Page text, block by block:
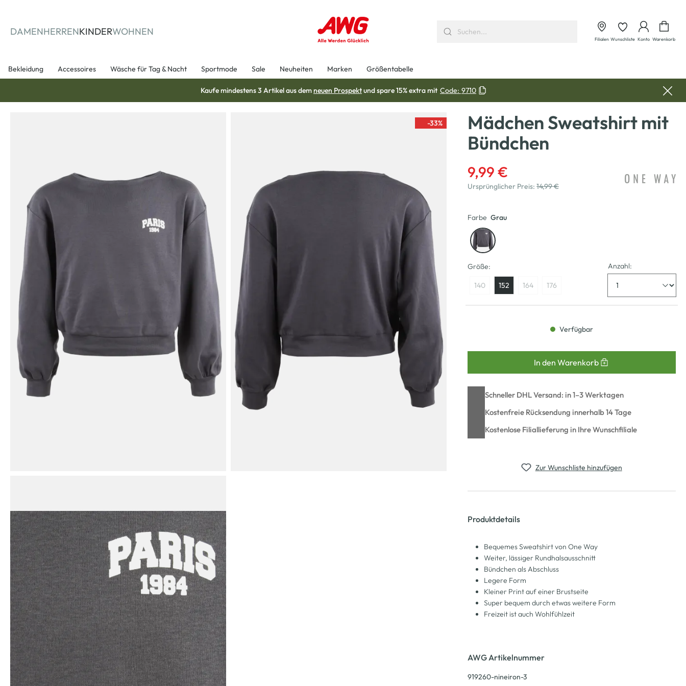
DAMENHERRENKINDERWOHNEN
Filialen Wunschliste Konto Warenkorb
Bekleidung Accessoires Wäsche für Tag & Nacht Sportmode Sale Neuheiten Marken Größentabelle
Kaufe mindestens 3 Artikel aus demneuen Prospektund spare 15% extra mit Code: 9710
-33%
Mädchen Sweatshirt mit
Bündchen
9,99 €
Ursprünglicher Preis: 14,99 €
Farbe Grau
Größe:
140 152 164 176
Anzahl:
Verfügbar
In den Warenkorb
Schneller DHL Versand: in 1–3 Werktagen
Kostenfreie Rücksendung innerhalb 14 Tage
Kostenlose Filiallieferung in Ihre Wunschfiliale
Zur Wunschliste hinzufügen
Produktdetails
Bequemes Sweatshirt von One Way
Weiter, lässiger Rundhalsausschnitt
Bündchen als Abschluss
Legere Form
Kleiner Print auf einer Brustseite
Super bequem durch etwas weitere Form
Freizeit ist auch Wohlfühlzeit
AWG Artikelnummer
919260-nineiron-3